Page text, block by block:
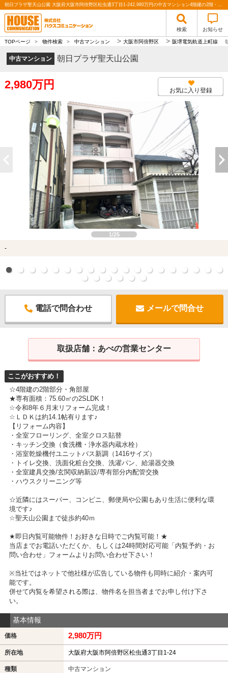
朝日プラザ聖天山公園 大阪府大阪市阿倍野区松虫通3丁目1-242,980万円の中古マンション4階建の2階・専有面積：75.60㎡の３ＬＤＫ！リフォーム済｜株式会社ハウスコミュニケーション
検索 お知らせ
TOPページ > 物件検索 > 中古マンション > 大阪市阿倍野区 > 阪堺電気軌道上町線
中古マンション 朝日プラザ聖天山公園
2,980万円 お気に入り登録
1/25
-
電話で問合わせ メールで問合せ
取扱店舗： あべの営業センター
ここがおすすめ！
☆4階建の2階部分・角部屋
★専有面積：75.60㎡の2SLDK！
☆令和8年６月末リフォーム完成！
☆ＬＤＫは約14.1帖有ります♪
【リフォーム内容】
・全室フローリング、全室クロス貼替
・キッチン交換（食洗機・浄水器内蔵水栓）
・浴室乾燥機付ユニットバス新調（1416サイズ）
・トイレ交換、洗面化粧台交換、洗濯パン、給湯器交換
・全室建具交換/玄関収納新設/専有部分内配管交換
・ハウスクリーニング等
☆近隣にはスーパー、コンビニ、郵便局や公園もあり生活に便利な環
境です♪
☆聖天山公園まで徒歩約40ｍ
★即日内覧可能物件！お好きな日時でご内覧可能！★
当店までお電話いただくか、もしくは24時間対応可能「内覧予約・お
問い合わせ」フォームよりお問い合わせ下さい！
※当社ではネットで他社様が広告している物件も同時に紹介・案内可
能です。
併せて内覧を希望される際は、物件名を担当者までお申し付け下さ
い。
基本情報
価格 2,980万円
所在地 大阪府大阪市阿倍野区松虫通3丁目1-24
種類 中古マンション